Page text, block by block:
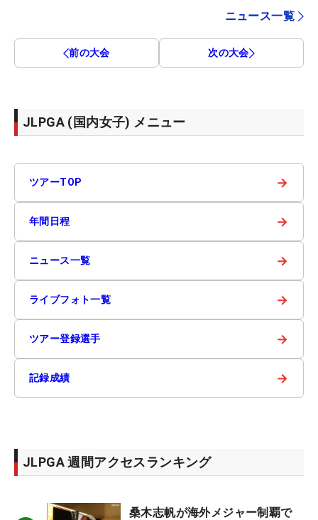
ニュース一覧
前の大会 次の大会
JLPGA (国内女子) メニュー
ツアーTOP →
年間日程 →
ニュース一覧 →
ライブフォト一覧 →
ツアー登録選手 →
記録成績 →
JLPGA 週間アクセスランキング
桑木志帆が海外メジャー制覇で